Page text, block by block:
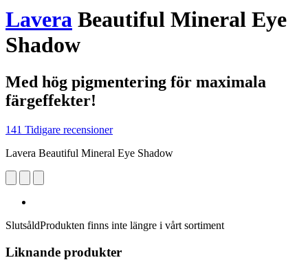
Lavera Beautiful Mineral Eye
Shadow
Med hög pigmentering för maximala
färgeffekter!
141 Tidigare recensioner
Lavera Beautiful Mineral Eye Shadow
SlutsåldProdukten finns inte längre i vårt sortiment
Liknande produkter